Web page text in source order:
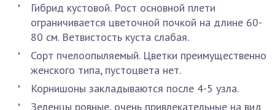
Гибрид кустовой. Рост основной плети
ограничивается цветочной почкой на длине 60-
80 см. Ветвистость куста слабая.
Сорт пчелоопыляемый. Цветки преимущественно
женского типа, пустоцвета нет.
Корнишоны закладываются после 4-5 узла.
Зеленцы ровные, очень привлекательные на вид